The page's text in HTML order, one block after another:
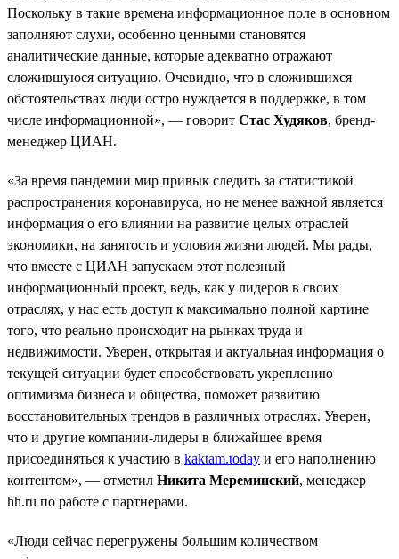
Поскольку в такие времена информационное поле в основном
заполняют слухи, особенно ценными становятся
аналитические данные, которые адекватно отражают
сложившуюся ситуацию. Очевидно, что в сложившихся
обстоятельствах люди остро нуждается в поддержке, в том
числе информационной», — говорит Стас Худяков, бренд-
менеджер ЦИАН.
«За время пандемии мир привык следить за статистикой
распространения коронавируса, но не менее важной является
информация о его влиянии на развитие целых отраслей
экономики, на занятость и условия жизни людей. Мы рады,
что вместе с ЦИАН запускаем этот полезный
информационный проект, ведь, как у лидеров в своих
отраслях, у нас есть доступ к максимально полной картине
того, что реально происходит на рынках труда и
недвижимости. Уверен, открытая и актуальная информация о
текущей ситуации будет способствовать укреплению
оптимизма бизнеса и общества, поможет развитию
восстановительных трендов в различных отраслях. Уверен,
что и другие компании-лидеры в ближайшее время
присоединяться к участию в kaktam.today и его наполнению
контентом», — отметил Никита Мереминский, менеджер
hh.ru по работе с партнерами.
«Люди сейчас перегружены большим количеством